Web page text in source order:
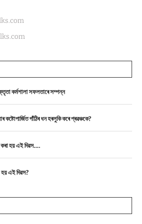
কৰ্মশালা সফলতাৰে সম্পন্ন
কষ্টোপাৰ্জিত গাঁঠিৰ ধন হৰলুকি কৰে প্ৰৱঞ্চকে?
কৰা হয় এই দিৱস….
হয় এই দিৱস?